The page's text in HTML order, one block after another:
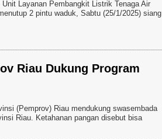
Layanan Pembangkit Listrik Tenaga Air
2 pintu waduk, Sabtu (25/1/2025) siang
Riau Dukung Program
(Pemprov) Riau mendukung swasembada
Riau. Ketahanan pangan disebut bisa